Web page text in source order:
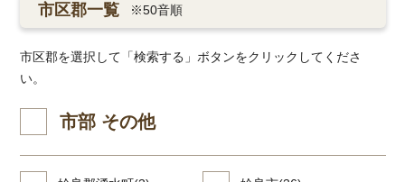
市区郡一覧 ※50音順
市区郡を選択して「検索する」ボタンをクリックしてくださ
い。
市部 その他